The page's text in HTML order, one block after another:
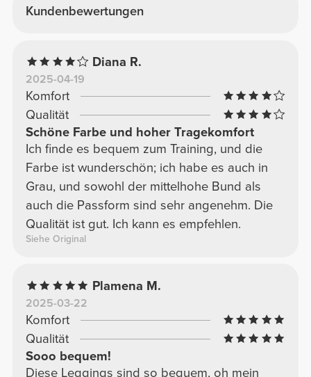
Kundenbewertungen
Diana R.
2025-04-19
Komfort
Qualität
Schöne Farbe und hoher Tragekomfort
Ich finde es bequem zum Training, und die
Farbe ist wunderschön; ich habe es auch in
Grau, und sowohl der mittelhohe Bund als
auch die Passform sind sehr angenehm. Die
Qualität ist gut. Ich kann es empfehlen.
Siehe Original
Plamena M.
2025-03-22
Komfort
Qualität
Sooo bequem!
Diese Leggings sind so bequem, oh mein